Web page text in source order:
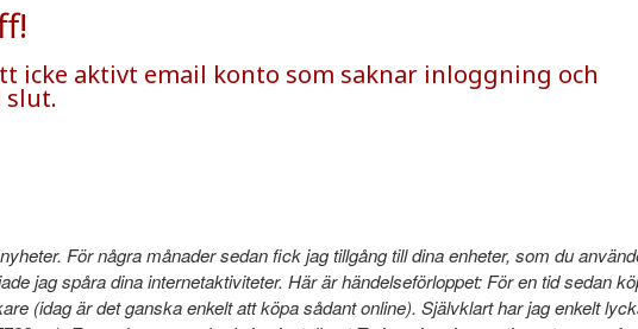
icke aktivt email konto som saknar inloggning och
slut.
För några månader sedan fick jag tillgång till dina enheter, som du
jag spåra dina internetaktiviteter. Här är händelseförloppet: För en tid sedan
(idag är det ganska enkelt att köpa sådant online). Självklart har jag enkelt